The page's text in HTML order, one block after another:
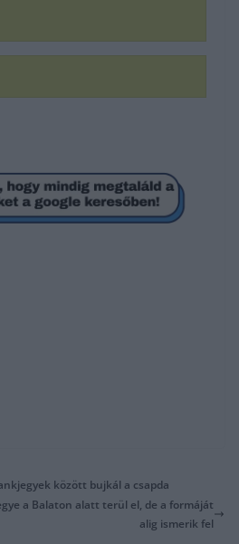
között bujkál a csapda
a Balaton alatt terül el, de a formáját
alig ismerik fel